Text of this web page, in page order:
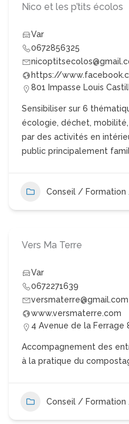
Nico et les p’tits écolos
Var
0672856325
https://
801 Impasse Louis
Sensibiliser sur 6
écologie, déchet,
par des activités en
public principalement
Conseil / Formation
Vers Ma Terre
Var
0672271639
versmaterre@gmail.com
www.versmaterre.com
4 Avenue de la Ferrage
Accompagnement des
à la pratique du
Conseil / Formation